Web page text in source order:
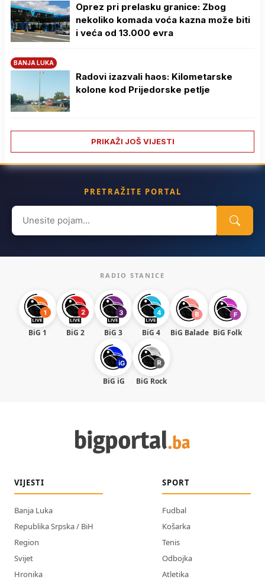
Oprez pri prelasku granice: Zbog
nekoliko komada voća kazna može biti
i veća od 13.000 evra
BANJA LUKA
Radovi izazvali haos: Kilometarske
kolone kod Prijedorske petlje
PRIKAŽI JOŠ VIJESTI
PRETRAŽITE PORTAL
Search
for:
RADIO STANICE
BiG 1 BiG 2 BiG 3 BiG 4 BiG Balade BiG Folk
BiG iG BiG Rock
VIJESTI
Banja Luka
Republika Srpska / BiH
Region
Svijet
Hronika
SPORT
Fudbal
Košarka
Tenis
Odbojka
Atletika